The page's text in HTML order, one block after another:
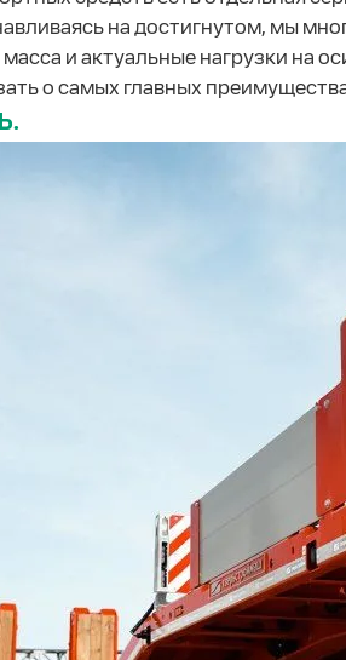
на достигнутом, мы
и актуальные нагрузки на
о самых главных